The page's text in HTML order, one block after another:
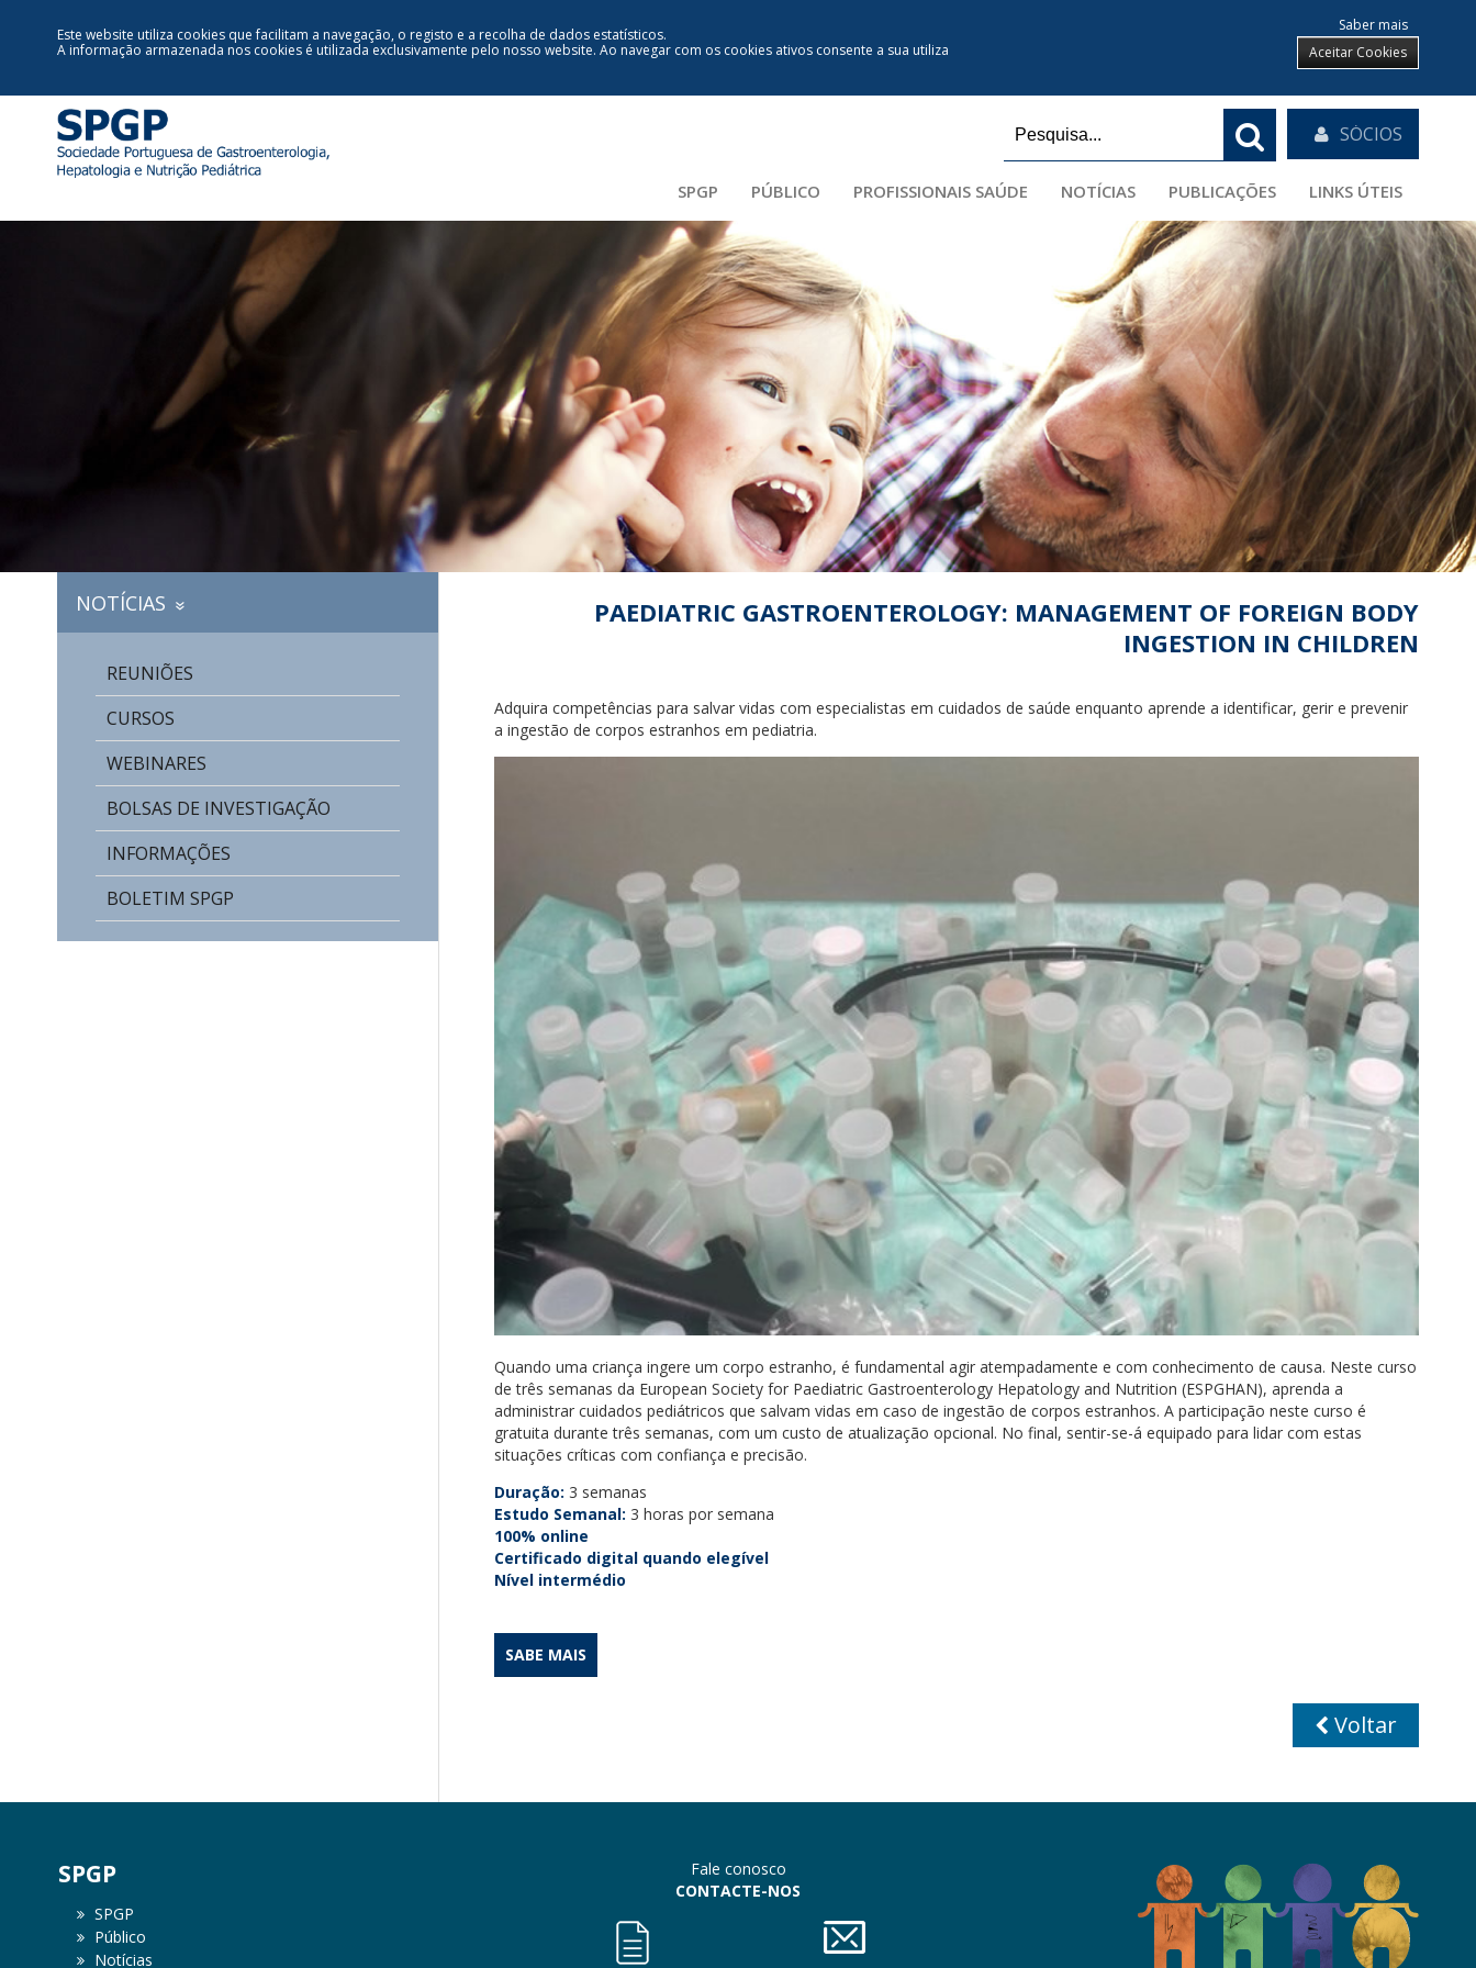
Este website utiliza cookies que facilitam a navegação, o registo e a recolha de dados estatísticos.
A informação armazenada nos cookies é utilizada exclusivamente pelo nosso website. Ao navegar com os cookies ativos consente a sua utiliza
Saber mais
Aceitar Cookies
SÓCIOS
SPGP PÚBLICO PROFISSIONAIS SAÚDE NOTÍCIAS PUBLICAÇÕES LINKS ÚTEIS
NOTÍCIAS »
REUNIÕES
CURSOS
WEBINARES
BOLSAS DE INVESTIGAÇÃO
INFORMAÇÕES
BOLETIM SPGP
PAEDIATRIC GASTROENTEROLOGY: MANAGEMENT OF FOREIGN BODY
INGESTION IN CHILDREN
Adquira competências para salvar vidas com especialistas em cuidados de saúde enquanto aprende a identificar, gerir e prevenir
a ingestão de corpos estranhos em pediatria.
Quando uma criança ingere um corpo estranho, é fundamental agir atempadamente e com conhecimento de causa. Neste curso
de três semanas da European Society for Paediatric Gastroenterology Hepatology and Nutrition (ESPGHAN), aprenda a
administrar cuidados pediátricos que salvam vidas em caso de ingestão de corpos estranhos. A participação neste curso é
gratuita durante três semanas, com um custo de atualização opcional. No final, sentir-se-á equipado para lidar com estas
situações críticas com confiança e precisão.
Duração: 3 semanas
Estudo Semanal: 3 horas por semana
100% online
Certificado digital quando elegível
Nível intermédio
SABE MAIS
Voltar
SPGP
SPGP
Público
Notícias
Fale conosco
CONTACTE-NOS